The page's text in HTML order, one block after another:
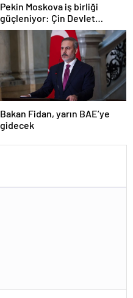
Pekin Moskova iş birliği
güçleniyor: Çin Devlet
Başkanı Zafer Günü için
Rusya’da olacak
Bakan Fidan, yarın BAE’ye
gidecek